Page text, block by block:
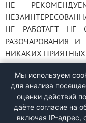
НЕ
НЕ РАБОТАЕТ. НЕ
РАЗОЧАРОВАНИЯ И
НИКАКИХ
Коренева
Кто пострадал от
Мы используем
для анализа
оценки действий
даёте согласие на
включая IP-адрес,